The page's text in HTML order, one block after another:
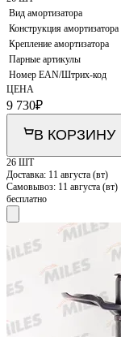
Вид амортизатора
Конструкция амортизатора
Крепление амортизатора
Парные артикулы
Номер EAN/Штрих-код
ЦЕНА
9 730₽
В КОРЗИНУ
26 ШТ
Доставка: 11 августа (вт)
Самовывоз: 11 августа (вт)
бесплатно